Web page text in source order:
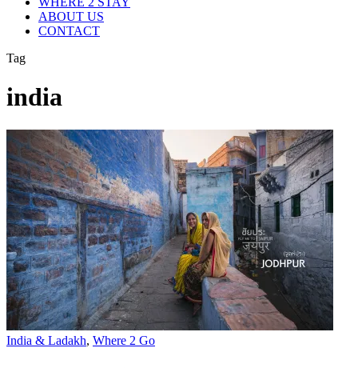
ABOUT US
CONTACT
Tag
india
India & Ladakh, Where 2 Go